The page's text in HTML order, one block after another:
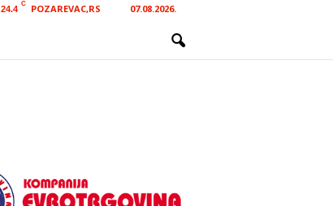
24.4
C POZAREVAC,RS 07.08.2026.